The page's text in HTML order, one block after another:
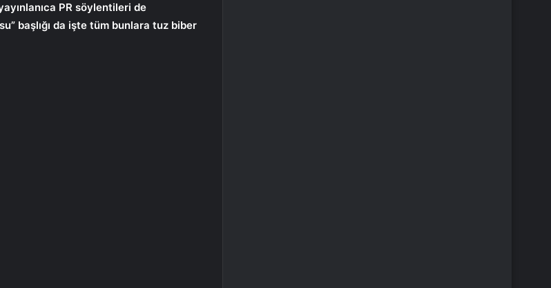
PR söylentileri de
başlığı da işte tüm bunlara tuz biber